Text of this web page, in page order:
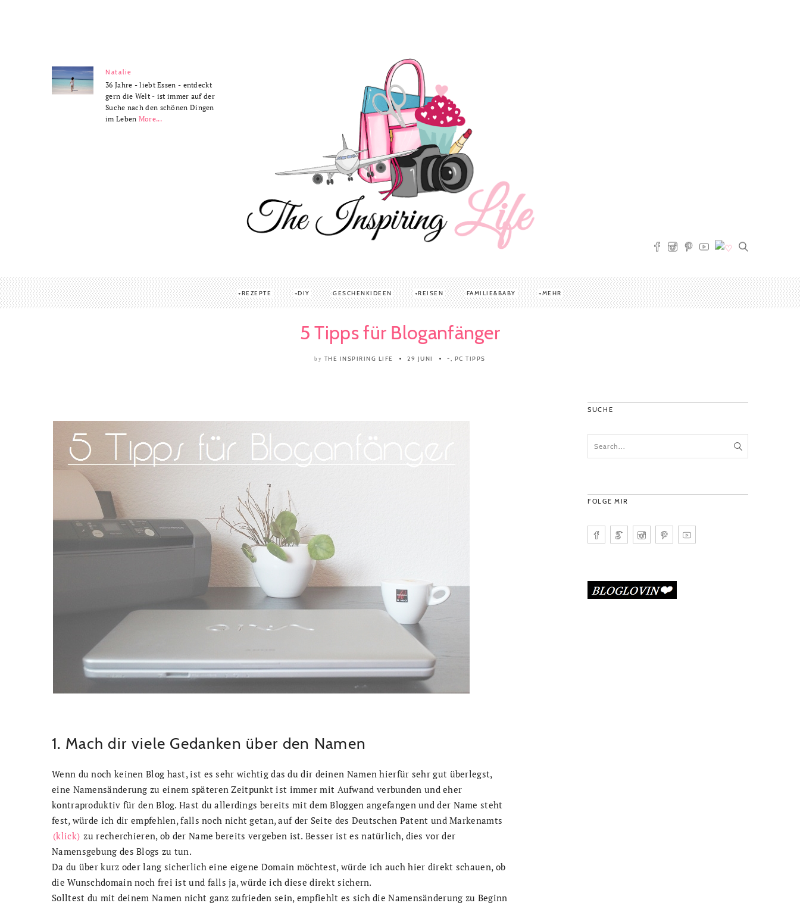
Natalie
36 Jahre - liebt Essen - entdeckt
gern die Welt - ist immer auf der
Suche nach den schönen Dingen
im Leben More...
REZEPTE DIY GESCHENKIDEEN REISEN FAMILIE&BABY MEHR
5 Tipps für Bloganfänger
by THE INSPIRING LIFE 29 JUNI -, PC TIPPS
1. Mach dir viele Gedanken über den Namen
Wenn du noch keinen Blog hast, ist es sehr wichtig das du dir deinen Namen hierfür sehr gut überlegst,
eine Namensänderung zu einem späteren Zeitpunkt ist immer mit Aufwand verbunden und eher
kontraproduktiv für den Blog. Hast du allerdings bereits mit dem Bloggen angefangen und der Name steht
fest, würde ich dir empfehlen, falls noch nicht getan, auf der Seite des Deutschen Patent und Markenamts
(klick) zu recherchieren, ob der Name bereits vergeben ist. Besser ist es natürlich, dies vor der
Namensgebung des Blogs zu tun.
Da du über kurz oder lang sicherlich eine eigene Domain möchtest, würde ich auch hier direkt schauen, ob
die Wunschdomain noch frei ist und falls ja, würde ich diese direkt sichern.
Solltest du mit deinem Namen nicht ganz zufrieden sein, empfiehlt es sich die Namensänderung zu Beginn
SUCHE
FOLGE MIR